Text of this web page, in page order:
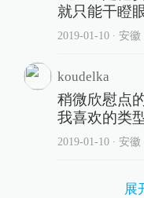
就只能干瞪
2019-01-10∙ 安徽
koudelka
稍微欣慰点
我喜欢的类
2019-01-10∙ 安徽
展